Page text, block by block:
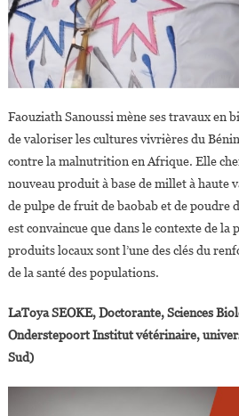
Faouziath Sanoussi mène ses travaux en
de valoriser les cultures vivrières du
contre la malnutrition en Afrique. Elle
nouveau produit à base de millet à
de pulpe de fruit de baobab et de poudre
est convaincue que dans le contexte de la
produits locaux sont l’une des clés du
de la santé des populations.
LaToya SEOKE, Doctorante, Sciences
Onderstepoort Institut vétérinaire,
Sud)